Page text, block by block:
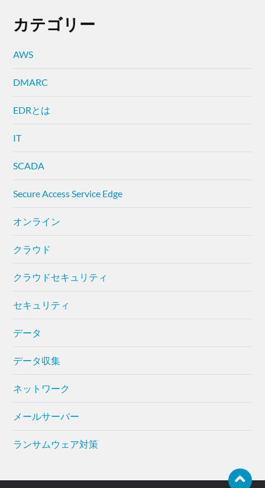
カテゴリー
AWS
DMARC
EDRとは
IT
SCADA
Secure Access Service Edge
オンライン
クラウド
クラウドセキュリティ
セキュリティ
データ
データ収集
ネットワーク
メールサーバー
ランサムウェア対策